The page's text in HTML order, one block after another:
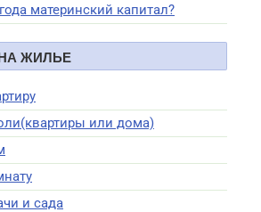
материнский капитал?
ЖИЛЬЕ
или дома)
и сада